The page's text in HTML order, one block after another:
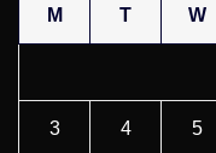
M T W
3 4 5